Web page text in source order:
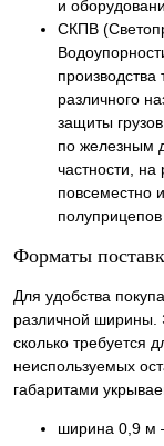
и
СКПВ
производства
различного
защиты
по железным
частности, на
повсеместно
Форматы
Для удобства
различной ширины.
сколько требуется
неиспользуемых
габаритами
ширина 0,9 м